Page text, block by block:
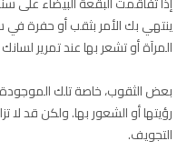
ينتهي بك الأمر بثقب أو حفرة
المرآة أو تشعر بها عند تمرير
بعض الثقوب، خاصة تلك
رؤيتها أو الشعور بها. ولكن قد لا
التجويف.